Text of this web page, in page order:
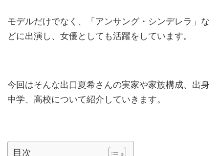
モデルだけでなく、「アンサング・シンデレラ」な
どに出演し、女優としても活躍をしています。
今回はそんな出口夏希さんの実家や家族構成、出身
中学、高校について紹介していきます。
目次